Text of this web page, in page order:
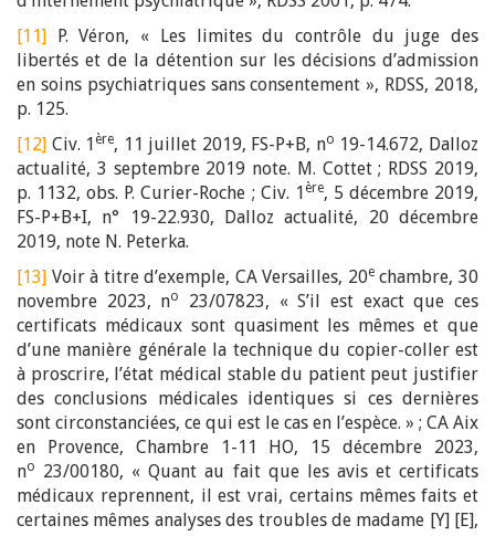
[11] P. Véron, « Les limites du contrôle du juge des
libertés et de la détention sur les décisions d’admission
en soins psychiatriques sans consentement », RDSS, 2018,
p. 125.
[12] Civ. 1 ère, 11 juillet 2019, FS-P+B, no 19-14.672, Dalloz
actualité, 3 septembre 2019 note. M. Cottet ; RDSS 2019,
p. 1132, obs. P. Curier-Roche ; Civ. 1 ère, 5 décembre 2019,
FS-P+B+I, n° 19-22.930, Dalloz actualité, 20 décembre
2019, note N. Peterka.
[13] Voir à titre d’exemple, CA Versailles, 20echambre, 30
novembre 2023, no
23/07823, « S’il est exact que ces
certificats médicaux sont quasiment les mêmes et que
d’une manière générale la technique du copier-coller est
à proscrire, l’état médical stable du patient peut justifier
des conclusions médicales identiques si ces dernières
sont circonstanciées, ce qui est le cas en l’espèce. » ; CA Aix
en Provence, Chambre 1-11 HO, 15 décembre 2023,
no
23/00180, « Quant au fait que les avis et certificats
médicaux reprennent, il est vrai, certains mêmes faits et
certaines mêmes analyses des troubles de madame [Y] [E],